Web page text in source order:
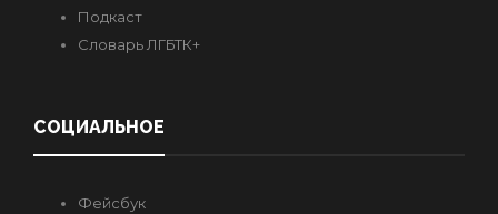
Подкаст
Словарь ЛГБТК+
СОЦИАЛЬНОЕ
Фейсбук